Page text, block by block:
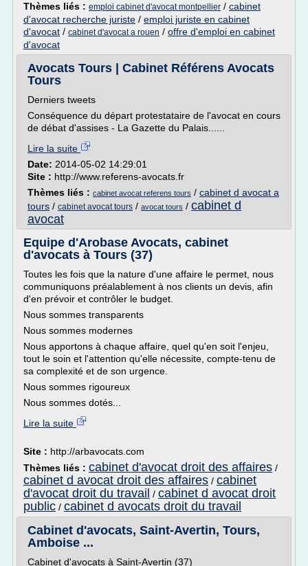
Thèmes liés : emploi cabinet d'avocat montpellier / cabinet
d'avocat recherche juriste / emploi juriste en cabinet
d'avocat / cabinet d'avocat a rouen / offre d'emploi en cabinet
d'avocat
Avocats Tours | Cabinet Référens Avocats
Tours
Derniers tweets
Conséquence du départ protestataire de l'avocat en cours
de débat d'assises - La Gazette du Palais......
Lire la suite
Date: 2014-05-02 14:29:01
Site : http://www.referens-avocats.fr
Thèmes liés : cabinet avocat referens tours / cabinet d avocat a
tours / cabinet avocat tours / avocat tours / cabinet d
avocat
Equipe d'Arobase Avocats, cabinet
d'avocats à Tours (37)
Toutes les fois que la nature d'une affaire le permet, nous
communiquons préalablement à nos clients un devis, afin
d'en prévoir et contrôler le budget.
Nous sommes transparents
Nous sommes modernes
Nous apportons à chaque affaire, quel qu'en soit l'enjeu,
tout le soin et l'attention qu'elle nécessite, compte-tenu de
sa complexité et de son urgence.
Nous sommes rigoureux
Nous sommes dotés...
Lire la suite
Site : http://arbavocats.com
Thèmes liés : cabinet d'avocat droit des affaires /
cabinet d avocat droit des affaires / cabinet
d'avocat droit du travail / cabinet d avocat droit
public / cabinet d avocats droit du travail
Cabinet d'avocats, Saint-Avertin, Tours,
Amboise ...
Cabinet d'avocats à Saint-Avertin (37)